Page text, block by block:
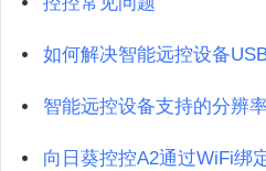
如何解决智能远控设备
智能远控设备支持的分辨
向日葵控控A2通过WiFi绑